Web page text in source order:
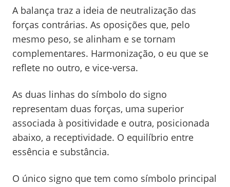
A balança traz a ideia de neutralização das
forças contrárias. As oposições que, pelo
mesmo peso, se alinham e se tornam
complementares. Harmonização, o eu que se
reflete no outro, e vice-versa.
As duas linhas do símbolo do signo
representam duas forças, uma superior
associada à positividade e outra, posicionada
abaixo, a receptividade. O equilíbrio entre
essência e substância.
O único signo que tem como símbolo principal